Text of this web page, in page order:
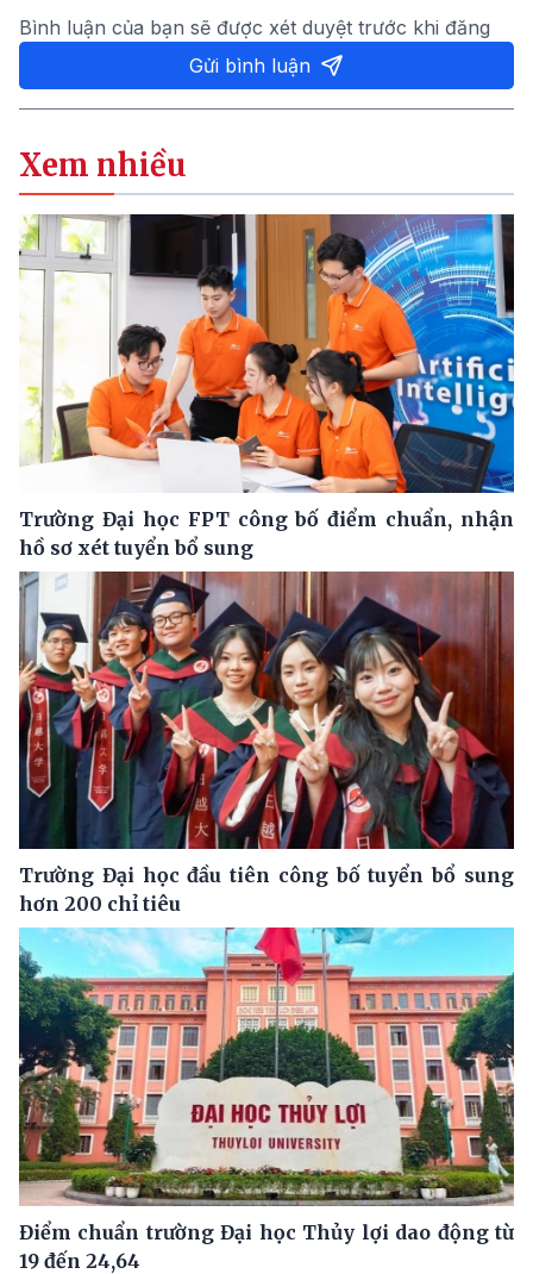
Bình luận của bạn sẽ được xét duyệt trước khi đăng
Gửi bình luận
Xem nhiều
Trường Đại học FPT công bố điểm chuẩn, nhận
hồ sơ xét tuyển bổ sung
Trường Đại học đầu tiên công bố tuyển bổ sung
hơn 200 chỉ tiêu
Điểm chuẩn trường Đại học Thủy lợi dao động từ
19 đến 24,64